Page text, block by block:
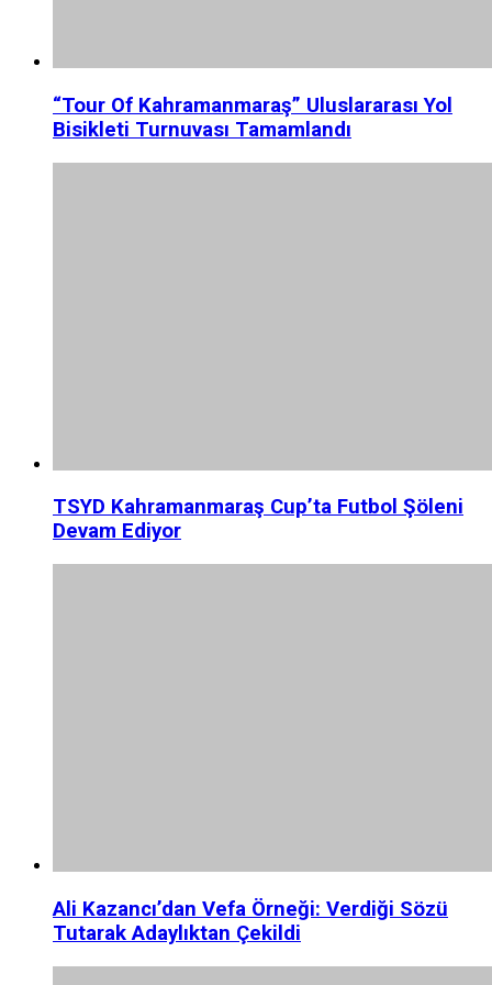
“Tour Of Kahramanmaraş” Uluslararası Yol
Bisikleti Turnuvası Tamamlandı
TSYD Kahramanmaraş Cup’ta Futbol Şöleni
Devam Ediyor
Ali Kazancı’dan Vefa Örneği: Verdiği Sözü
Tutarak Adaylıktan Çekildi